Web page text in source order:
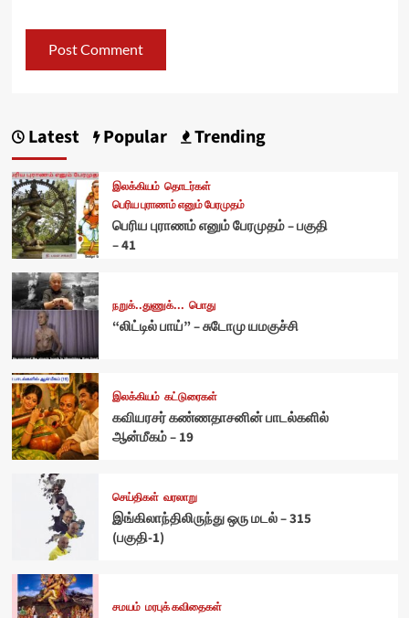
Latest Popular Trending
இலக்கியம் தொடர்கள்
பெரிய புராணம் எனும் பேரமுதம்
பெரிய புராணம் எனும் பேரமுதம் – பகுதி
– 41
நறுக்..துணுக்... பொது
“லிட்டில் பாய்” – சுடோமு யமகுச்சி
இலக்கியம் கட்டுரைகள்
கவியரசர் கண்ணதாசனின் பாடல்களில்
ஆன்மீகம் – 19
செய்திகள் வரலாறு
இங்கிலாந்திலிருந்து ஒரு மடல் – 315
(பகுதி-1)
சமயம் மரபுக் கவிதைகள்